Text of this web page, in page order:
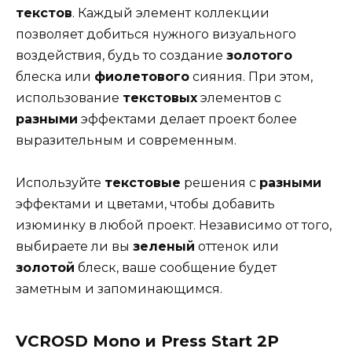
текстов. Каждый элемент коллекции
позволяет добиться нужного визуального
воздействия, будь то создание золотого
блеска или фиолетового сияния. При этом,
использование текстовых элементов с
разными эффектами делает проект более
выразительным и современным.
Используйте текстовые решения с разными
эффектами и цветами, чтобы добавить
изюминку в любой проект. Независимо от того,
выбираете ли вы зеленый оттенок или
золотой блеск, ваше сообщение будет
заметным и запоминающимся.
VCROSD Mono и Press Start 2P